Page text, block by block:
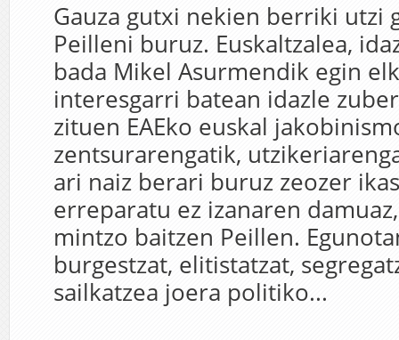
Gauza gutxi nekien berriki utzi
Peilleni buruz. Euskaltzalea,
bada Mikel Asurmendik egin
interesgarri batean idazle
zituen EAEko euskal
zentsurarengatik,
ari naiz berari buruz zeozer
erreparatu ez izanaren
mintzo baitzen Peillen.
burgestzat, elitistatzat,
sailkatzea joera politiko...